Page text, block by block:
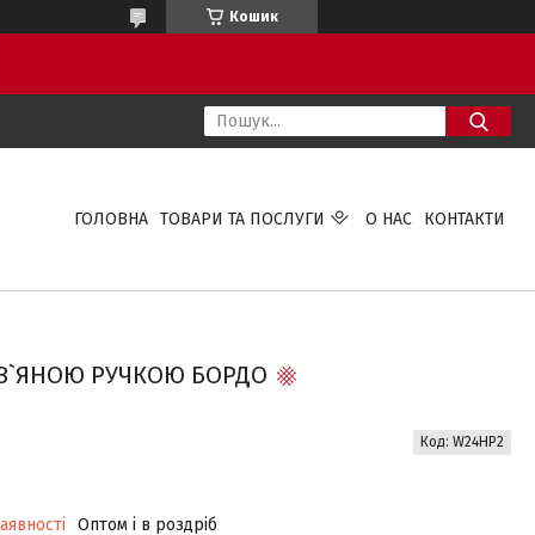
Кошик
ГОЛОВНА ТОВАРИ ТА ПОСЛУГИ О НАС КОНТАКТИ
РУЧКОЮ БОРДО
Оптом і в роздріб
Код: W24HP2